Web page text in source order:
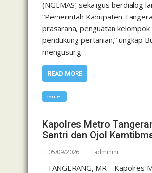
(NGEMAS) sekaligus berdialog
“Pemerintah Kabupaten
prasarana, penguatan
pendukung pertanian,” ungkap
mengusung…
READ MORE
Banten
Kapolres Metro
Santri dan Ojol
05/09/2026 adminmr
TANGERANG, MR – Kapolres